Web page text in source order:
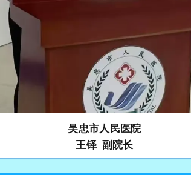
吴忠市人民医院
王铎 副院长